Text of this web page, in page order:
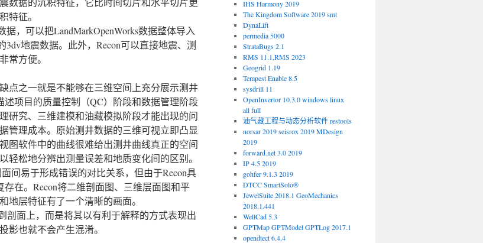
特征。
，可以把LandMarkOpenWorks数据整体导入
3dv地震数据。此外，Recon可以直接地震、测
常方便。
点之一就是不能够在三维空间上充分展示测井
项目的质量控制（QC）阶段和数据管理阶段
研究、三维建模和油藏模拟阶段才能出现的问
管理成本。原始测井数据的三维可视立即凸显
图软件中的曲线很难给出测井曲线真正的空间
松地分辨出测量误差和地质变化间的区别。
间易于形成错误的对比关系，但由于Recon具
在。Recon将二维剖面图、三维层面图和平
地层特征有了一个清晰的画面。
剖面上，而是将其以有利于解释的方式表现出
影也就不会产生混淆。
IHS Harmony 2019
The Kingdom Software 2019 smt
DynaLift
permedia 5000
StrataBugs 2.1
RMS 11.1,RMS 2023
Geogrid 1.19
Tempest Enable 8.5
sysdrill 11
OpenInvertor 10.3.0 windows linux
all full
油气藏工程与动态分析软件 restools
norsar 2019 seisrox 2019 MDesign
2019
forward.net 3.0 2019
IP 4.5 2019
gohfer 9.1.3 2019
DTCC SmartSolo®
JewelSuite 2018.1 GeoMechanics
2018.1.441
WellCad 5.3
GPTMap GPTModel GPTLog 2017.1
opendtect 6.4.4